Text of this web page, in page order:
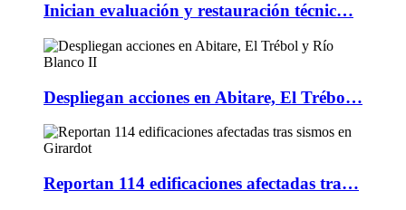
Inician evaluación y restauración técnic…
Despliegan acciones en Abitare, El Trébo…
Reportan 114 edificaciones afectadas tra…